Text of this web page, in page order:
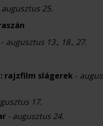
augusztus 25.
- augusztus 13., 18., 27.
rajzfilm slágerek -
17.
- augusztus 24.